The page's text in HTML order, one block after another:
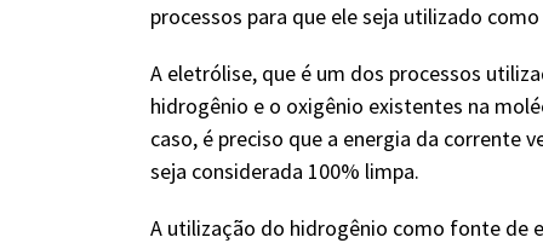
processos para que ele seja utilizado
A eletrólise, que é um dos processos
hidrogênio e o oxigênio existentes na
caso, é preciso que a energia da corrente
seja considerada 100% limpa.
A utilização do hidrogênio como fonte de